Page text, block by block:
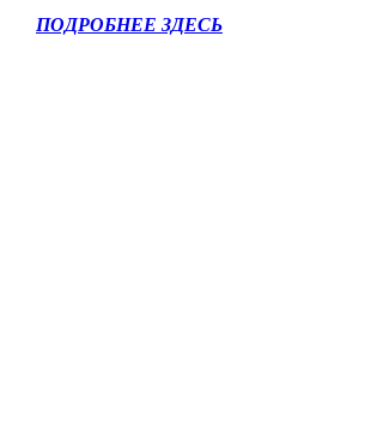
ПОДРОБНЕЕ ЗДЕСЬ